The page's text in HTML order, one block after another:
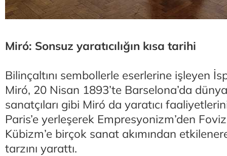
Miró: Sonsuz yaratıcılığın kısa tarihi
Bilinçaltını sembollerle eserlerine işleyen
Miró, 20 Nisan 1893’te Barselona’da
sanatçıları gibi Miró da yaratıcı
Paris’e yerleşerek Empresyonizm’den
Kübizm’e birçok sanat akımından
tarzını yarattı.